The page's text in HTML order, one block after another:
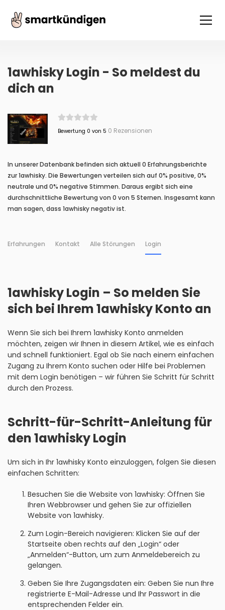
1awhisky Login - So meldest du
dich an
Bewertung 0 von 5 0 Rezensionen
In unserer Datenbank befinden sich aktuell 0 Erfahrungsberichte
zur 1awhisky. Die Bewertungen verteilen sich auf 0% positive, 0%
neutrale und 0% negative Stimmen. Daraus ergibt sich eine
durchschnittliche Bewertung von 0 von 5 Sternen. Insgesamt kann
man sagen, dass 1awhisky negativ ist.
Erfahrungen Kontakt Alle Störungen Login
1awhisky Login – So melden Sie
sich bei Ihrem 1awhisky Konto an
Wenn Sie sich bei Ihrem 1awhisky Konto anmelden
möchten, zeigen wir Ihnen in diesem Artikel, wie es einfach
und schnell funktioniert. Egal ob Sie nach einem einfachen
Zugang zu Ihrem Konto suchen oder Hilfe bei Problemen
mit dem Login benötigen – wir führen Sie Schritt für Schritt
durch den Prozess.
Schritt-für-Schritt-Anleitung für
den 1awhisky Login
Um sich in Ihr 1awhisky Konto einzuloggen, folgen Sie diesen
einfachen Schritten:
Besuchen Sie die Website von 1awhisky: Öffnen Sie
Ihren Webbrowser und gehen Sie zur offiziellen
Website von 1awhisky.
Zum Login-Bereich navigieren: Klicken Sie auf der
Startseite oben rechts auf den „Login“ oder
„Anmelden“-Button, um zum Anmeldebereich zu
gelangen.
Geben Sie Ihre Zugangsdaten ein: Geben Sie nun Ihre
registrierte E-Mail-Adresse und Ihr Passwort in die
entsprechenden Felder ein.